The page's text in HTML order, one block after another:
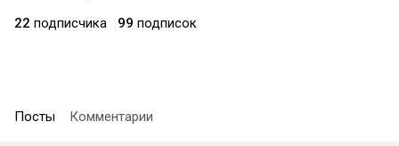
22 подписчика 99 подписок
Посты Комментарии